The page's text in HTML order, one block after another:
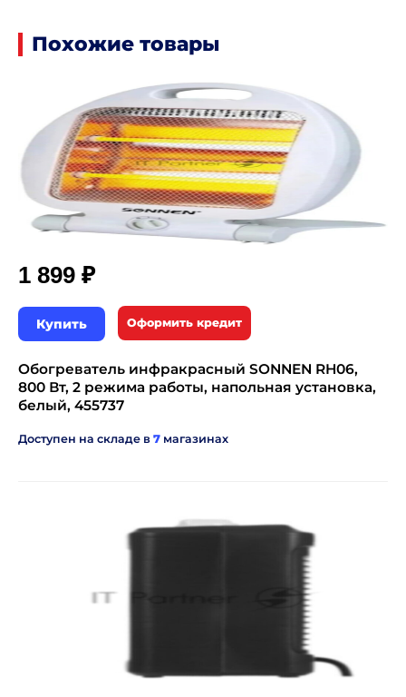
Похожие товары
1 899 ₽
Купить Оформить кредит
Обогреватель инфракрасный SONNEN RH06,
800 Вт, 2 режима работы, напольная установка,
белый, 455737
Доступен на складе в 7 магазинах